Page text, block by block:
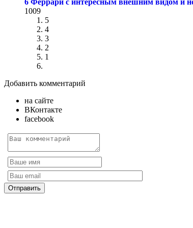
6 Феррари с интересным внешним видом и
1009
5
4
3
2
1
Добавить комментарий
на сайте
ВКонтакте
facebook